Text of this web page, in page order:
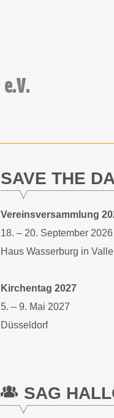
SAVE THE
Vereinsversammlung
18. – 20. September 2026
Haus Wasserburg in
Kirchentag 2027
5. – 9. Mai 2027
Düsseldorf
SAG